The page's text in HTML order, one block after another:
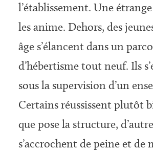
l’établissement. Une
les anime. Dehors, des
âge s’élancent dans un
d’hébertisme tout neuf. Ils
sous la supervision d’un
Certains réussissent plutôt
que pose la structure,
s’accrochent de peine et de